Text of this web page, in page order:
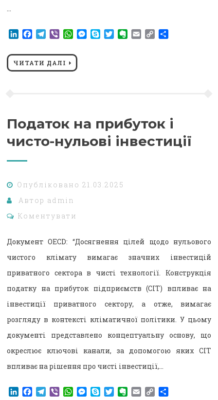
…
LinkedIn
Facebook
Telegram
ViberWhatsApp
Messenger
SkypeTwitterEvernote
EmailCopy
ЧИТАТИ ДАЛІ
Податок на прибуток і
чисто-нульові інвестиції
Опубліковано 21.03.2025
Автор admin
Коментувати
Документ OECD: “Досягнення цілей щодо нульового
чистого клімату вимагає значних інвестицій
приватного сектора в чисті технології. Конструкція
податку на прибуток підприємств (CIT) впливає на
інвестиції приватного сектору, а отже, вимагає
розгляду в контексті кліматичної політики. У цьому
документі представлено концептуальну основу, що
окреслює ключові канали, за допомогою яких CIT
впливає на рішення про чисті інвестиції,…
LinkedIn
Facebook
Telegram
ViberWhatsApp
Messenger
SkypeTwitterEvernote
EmailCopy